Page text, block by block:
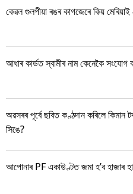
কেৱল গুলপীয়া ৰঙৰ কাগজেৰে কিয়
আধাৰ কাৰ্ডত স্বামীৰ নাম কেনেকৈ সংযোগ
অৱসৰৰ পূৰ্বে ছবিত কণ্ঠদান কৰিলে কিমান
সিঙে?
আপোনাৰ PF একাউণ্টত জমা হ’ব হাজাৰ